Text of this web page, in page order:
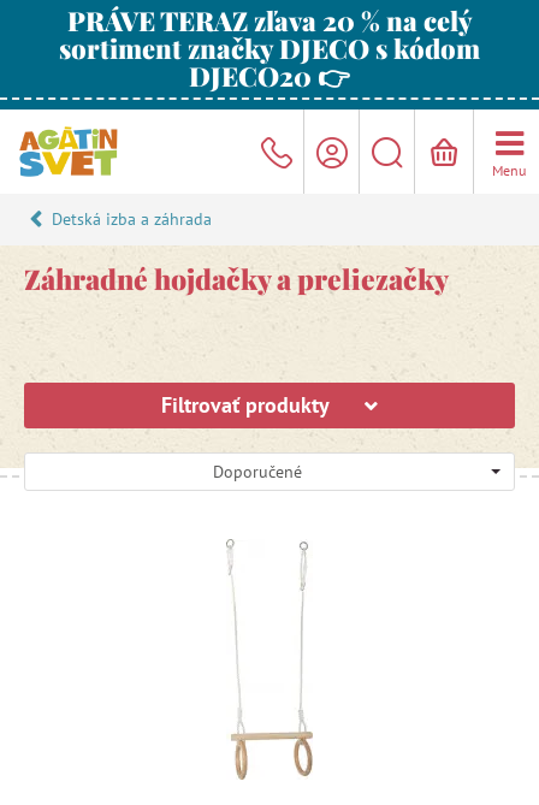
PRÁVE TERAZ zľava 20 % na celý
sortiment značky DJECO s kódom
DJECO20 👉
Menu
Detská izba a záhrada
Záhradné hojdačky a preliezačky
Filtrovať produkty
Doporučené